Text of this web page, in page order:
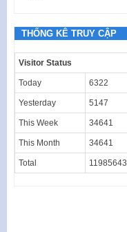
THỐNG KÊ TRUY CẬP
Visitor Status
Today 6322
Yesterday 5147
This Week 34641
This Month 34641
Total 11985643